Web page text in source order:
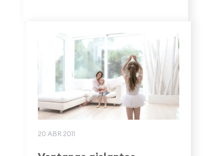
20 ABR 2011